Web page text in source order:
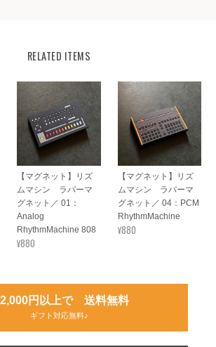
RELATED ITEMS
【マグネット】リズ
ムマシン ラバーマ
グネット／ 01：
Analog
RhythmMachine 808
¥880
【マグネット】リズ
ムマシン ラバーマ
グネット／ 04：PCM
RhythmMachine
¥880
2,000円以上で 送料無料
ギフト対応無料♪